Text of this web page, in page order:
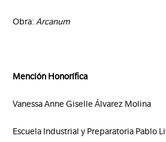
Obra:Arcanum
Mención Honorífica
Vanessa Anne Giselle Álvarez Molina
Escuela Industrial y Preparatoria Pablo